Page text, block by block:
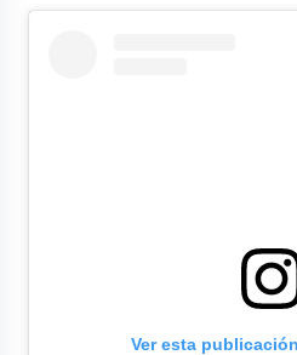
Ver esta